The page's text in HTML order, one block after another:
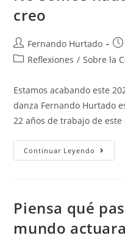
creo
Fernando Hurtado
Reflexiones / Sobre la
Estamos acabando este
danza Fernando Hurtado
22 años de trabajo de
Continuar Leyendo
Piensa qué
mundo